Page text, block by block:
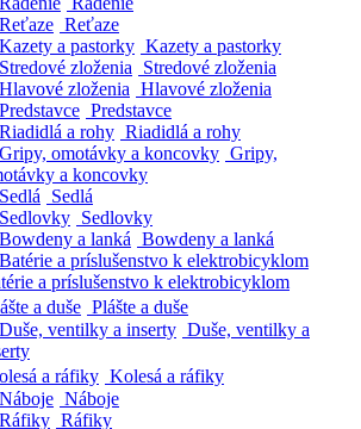
Reťaze
Kazety a pastorky
Stredové zloženia
Hlavové zloženia
Predstavce
Riadidlá a rohy
Gripy,
a koncovky
Sedlá
Sedlovky
Bowdeny a lanká
a príslušenstvo k elektrobicyklom
Plášte a duše
Duše, ventilky a
Kolesá a ráfiky
Náboje
Ráfiky